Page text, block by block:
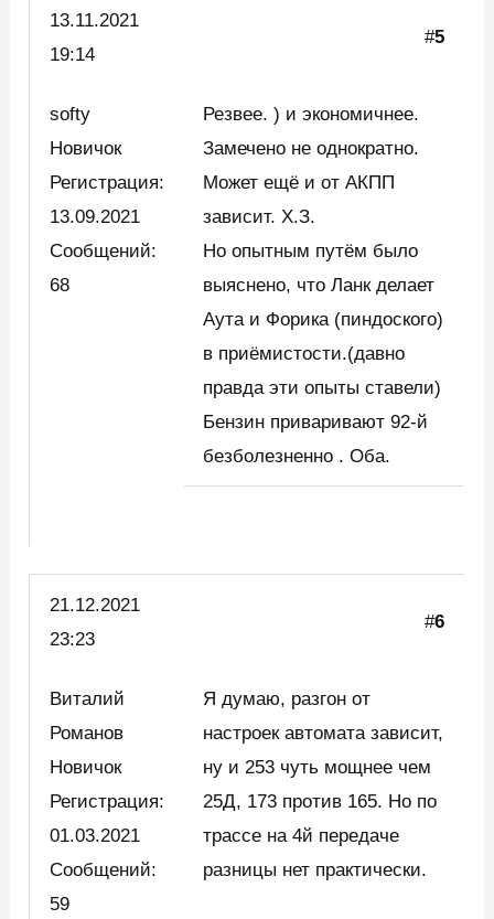
13.11.2021
19:14
#5
softy
Новичок
Регистрация:
13.09.2021
Сообщений:
68
Резвее. ) и экономичнее.
Замечено не однократно.
Может ещё и от АКПП
зависит. Х.З.
Но опытным путём было
выяснено, что Ланк делает
Аута и Форика (пиндоского)
в приёмистости.(давно
правда эти опыты ставели)
Бензин приваривают 92-й
безболезненно . Оба.
21.12.2021
23:23
#6
Виталий
Романов
Новичок
Регистрация:
01.03.2021
Сообщений:
59
Я думаю, разгон от
настроек автомата зависит,
ну и 253 чуть мощнее чем
25Д, 173 против 165. Но по
трассе на 4й передаче
разницы нет практически.